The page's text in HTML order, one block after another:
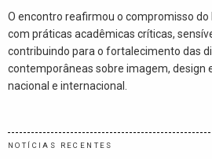
O encontro reafirmou o compromisso
com práticas acadêmicas críticas,
contribuindo para o fortalecimento das
contemporâneas sobre imagem, design
nacional e internacional.
NOTÍCIAS RECENTES